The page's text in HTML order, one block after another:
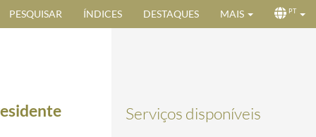
PESQUISAR ÍNDICES DESTAQUES MAIS PT
Serviços disponíveis